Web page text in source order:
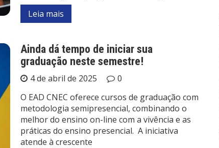
Leia mais
Ainda dá tempo de iniciar sua
graduação neste semestre!
4 de abril de 2025
0
O EAD CNEC oferece cursos de graduação com
metodologia semipresencial, combinando o
melhor do ensino on-line com a vivência e as
práticas do ensino presencial. A iniciativa
atende à crescente